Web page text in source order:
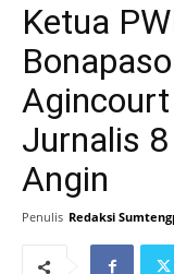
Ketua
Agincourt
Jurnalis
Angin
Penulis Redaksi